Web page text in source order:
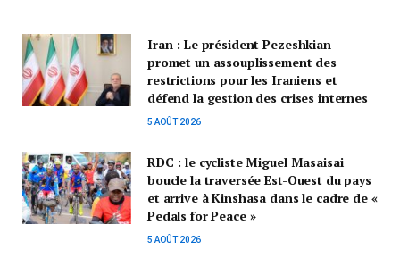
Iran : Le président Pezeshkian
promet un assouplissement des
restrictions pour les Iraniens et
défend la gestion des crises internes
5 AOÛT 2026
RDC : le cycliste Miguel Masaisai
boucle la traversée Est-Ouest du pays
et arrive à Kinshasa dans le cadre de «
Pedals for Peace »
5 AOÛT 2026